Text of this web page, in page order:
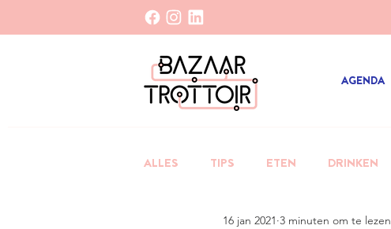
AGENDA
ALLES TIPS ETEN DRINKEN
16 jan 2021 3 minuten om te lezen